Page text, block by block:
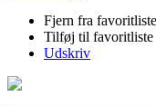
Fjern fra favoritliste
Tilføj til favoritliste
Udskriv